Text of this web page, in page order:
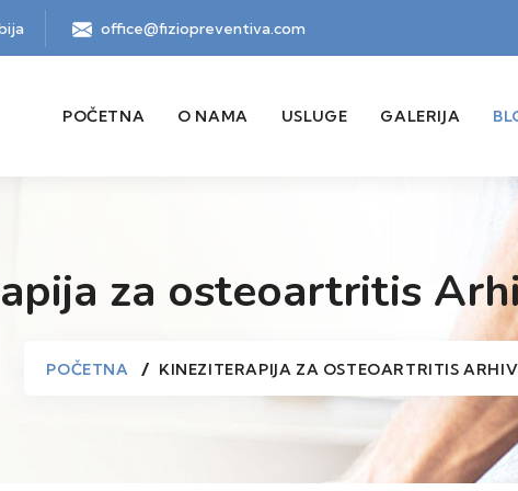
office@fiziopreventiva.com
POČETNA O NAMA USLUGE GALERIJA
za osteoartritis
POČETNA KINEZITERAPIJA ZA OSTEOARTRITIS